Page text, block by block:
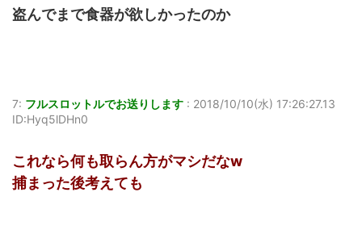
盗んでまで食器が欲しかったのか
7: フルスロットルでお送りします : 2018/10/10(水) 17:26:27.13
ID:Hyq5lDHn0
これなら何も取らん方がマシだなw
捕まった後考えても